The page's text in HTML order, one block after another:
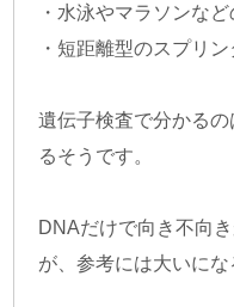
・水泳やマラソンな
・短距離型のスプリ
遺伝子検査で分かる
るそうです。
DNAだけで向き不向
が、参考には大いにな